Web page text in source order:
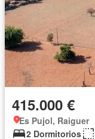
415.000 €
Es Pujol, Raiguer
2 Dormitorios